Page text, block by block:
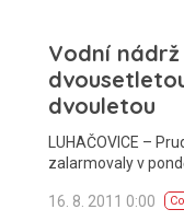
Vodní
dvouletou
LUHAČOVICE –
zalarmovaly v
16. 8. 2011 0:00